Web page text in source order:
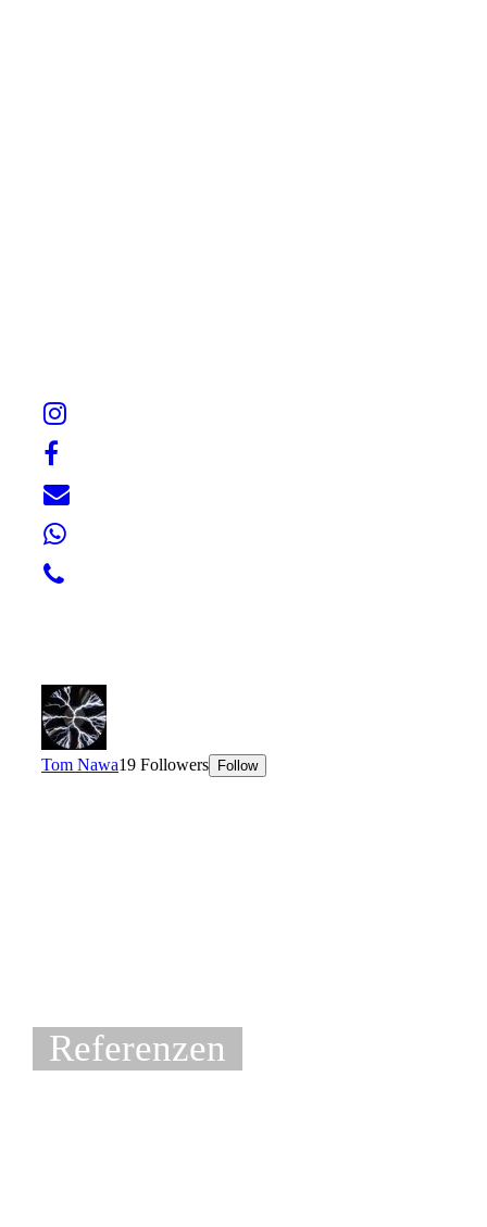
Referenzen